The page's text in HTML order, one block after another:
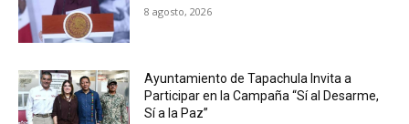
8 agosto, 2026
Ayuntamiento de Tapachula Invita a
Participar en la Campaña “Sí al Desarme,
Sí a la Paz”